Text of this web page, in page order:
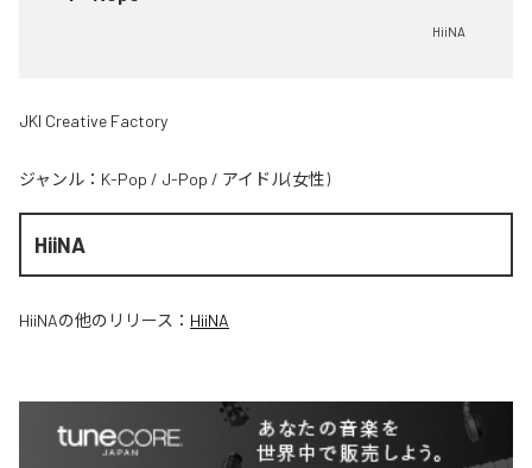
HiiNA
JKI Creative Factory
ジャンル： K-Pop / J-Pop / アイドル(女性)
HiiNA
HiiNAの他のリリース： HiiNA